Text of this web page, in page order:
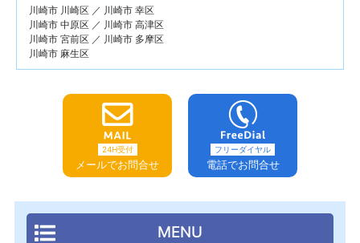
川崎市 川崎区 ／ 川崎市 幸区
川崎市 中原区 ／ 川崎市 高津区
川崎市 宮前区 ／ 川崎市 多摩区
川崎市 麻生区
24H受付
メールでお問合せ
フリーダイヤル
電話でお問合せ
MENU